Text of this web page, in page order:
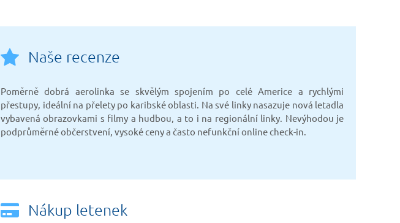
Naše recenze
Poměrně dobrá aerolinka se skvělým spojením po celé Americe a rychlými
přestupy, ideální na přelety po karibské oblasti. Na své linky nasazuje nová letadla
vybavená obrazovkami s filmy a hudbou, a to i na regionální linky. Nevýhodou je
podprůměrné občerstvení, vysoké ceny a často nefunkční online check-in.
Nákup letenek